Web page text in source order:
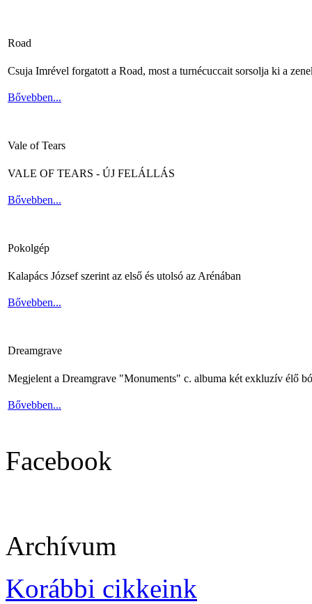
Road
Csuja Imrével forgatott a Road, most a turnécuccait sorsolja ki a
Bővebben...
Vale of Tears
VALE OF TEARS - ÚJ FELÁLLÁS
Bővebben...
Pokolgép
Kalapács József szerint az első és utolsó az Arénában
Bővebben...
Dreamgrave
Megjelent a Dreamgrave "Monuments" c. albuma két exkluzív élő
Bővebben...
Facebook
Archívum
Korábbi cikkeink